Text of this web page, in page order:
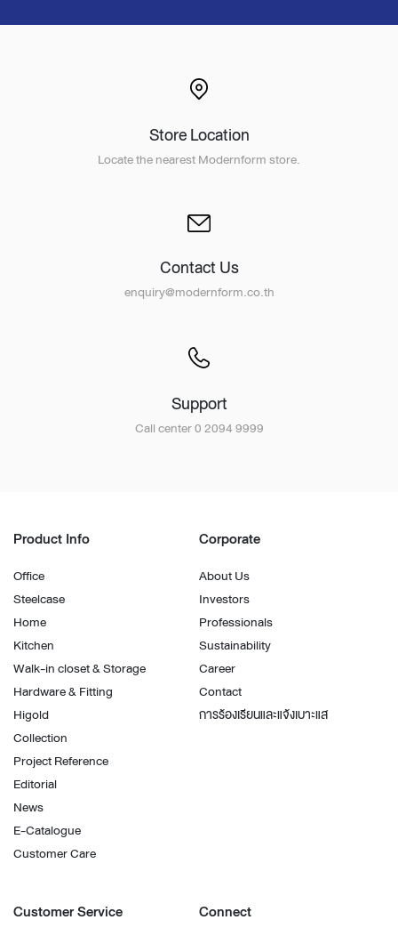
Store Location
Locate the nearest Modernform store.
Contact Us
enquiry@modernform.co.th
Support
Call center 0 2094 9999
Product Info
Office
Steelcase
Home
Kitchen
Walk-in closet & Storage
Hardware & Fitting
Higold
Collection
Project Reference
Editorial
News
E-Catalogue
Customer Care
Corporate
About Us
Investors
Professionals
Sustainability
Career
Contact
การร้องเรียนและแจ้งเบาะแส
Customer Service Connect